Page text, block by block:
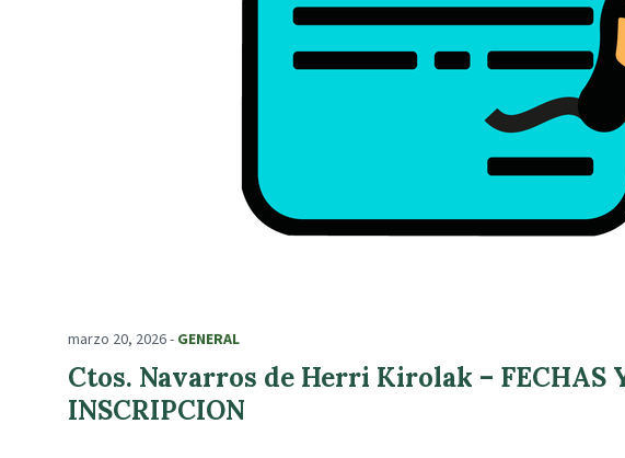
marzo 20, 2026- GENERAL
Ctos. Navarros de Herri Kirolak – FECHAS
INSCRIPCION